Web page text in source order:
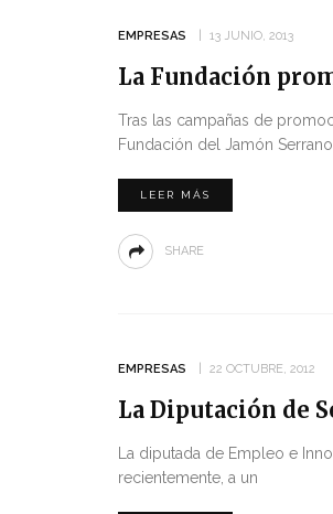
EMPRESAS 13 JUNIO, 2013
La Fundación
Tras las campañas de
Fundación del Jamón Serrano
LEER MÁS
SHARE
EMPRESAS 22 OCTUBRE, 2012
La Diputación de
La diputada de Empleo e
recientemente, a un